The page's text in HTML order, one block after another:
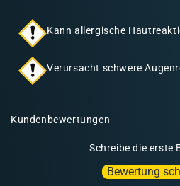
Kann allergische
Verursacht schwere
Kundenbewertungen
Schreibe die erste
Bewertung